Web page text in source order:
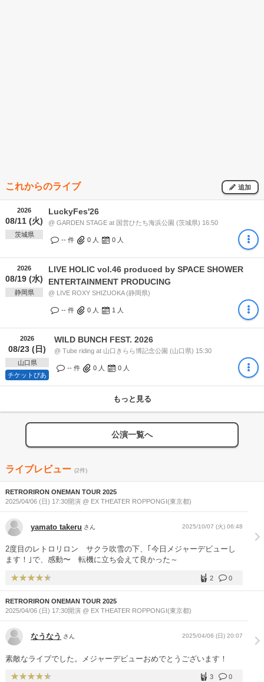
これからのライブ 追加
2026
08/11 (火)
茨城県
LuckyFes'26
@ GARDEN STAGE at 国営ひたち海浜公園 (茨城県) 16:50
-- 件 0 人 0 人
2026
08/19 (水)
静岡県
LIVE HOLIC vol.46 produced by SPACE SHOWER
ENTERTAINMENT PRODUCING
@ LIVE ROXY SHIZUOKA (静岡県)
-- 件 0 人 1 人
2026
08/23 (日)
山口県
チケットぴあ
WILD BUNCH FEST. 2026
@ Tube riding at 山口きらら博記念公園 (山口県) 15:30
-- 件 0 人 0 人
もっと見る
公演一覧へ
ライブレビュー (2件)
RETRORIRON ONEMAN TOUR 2025
2025/04/06 (日) 17:30開演 @ EX THEATER ROPPONGI(東京都)
yamato takeru さん 2025/10/07 (火) 06:48
2度目のレトロリロン サクラ吹雪の下、｢今日メジャーデビューし
ます！｣で、感動〜 転機に立ち会えて良かった～
0
2
RETRORIRON ONEMAN TOUR 2025
2025/04/06 (日) 17:30開演 @ EX THEATER ROPPONGI(東京都)
なうなう さん 2025/04/06 (日) 20:07
素敵なライブでした。メジャーデビューおめでとうございます！
0
3